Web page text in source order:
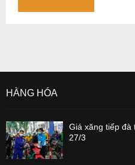
HÀNG HÓA
Giá xăng tiếp đà
27/3